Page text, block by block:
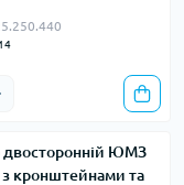
з сукупності
14
двосторонній ЮМЗ
кронштейнами та